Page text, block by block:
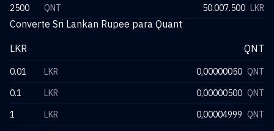
2500
QNT 50.007.500 LKR
Converte Sri Lankan Rupee para Quant
LKR
QNT
0.01 LKR 0,00000050 QNT
0.1
LKR 0,00000500 QNT
1
LKR 0,00004999 QNT